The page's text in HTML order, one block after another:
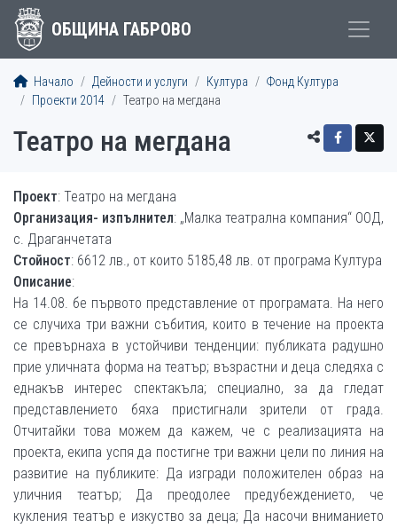
ОБЩИНА ГАБРОВО
Начало Дейности и услуги Култура
Фонд Култура
Проекти 2014
Театро на мегдана
Театро на мегдана
Проект: Театро на мегдана
Организация- изпълнител: „Малка театрална компания“ ООД,
с. Драганчетата
Стойност: 6612 лв., от които 5185,48 лв. от програма Култура
Описание:
На 14.08. бе първото представление от програмата. На него
се случиха три важни събития, които в течение на проекта
се превърнаха в устойчиви тенденции: публиката радушно
прие уличната форма на театър; възрастни и деца следяха с
еднакъв интерес спектакъла; специално, за да гледат
представлението бяха пристигнали зрители от града.
Отчитайки това можем да кажем, че с реализацията на
проекта, екипа успя да постигне три важни цели по линия на
развитие на публиките: Да изгради положителен образ на
уличния театър; Да преодолее предубеждението, че
кукления театър е изкуство за деца; Да насочи вниманието